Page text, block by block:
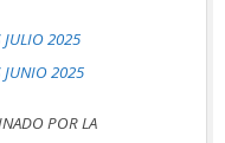
JULIO 2025
JUNIO 2025
POR LA